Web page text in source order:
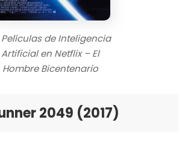
Películas de Inteligencia
Artificial en Netflix – El
Hombre Bicentenario
2049 (2017)